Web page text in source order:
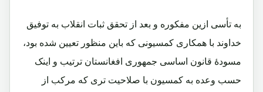
به تأسی ازین مفکوره و بعد از تحقق ثبات انقلاب به توفیق
خداوند با همکاری کمسیونی که باین منظور تعیین شده بود،
مسودۀ قانون اساسی جمهوری افغانستان ترتیب و اینک
حسب وعده به کمسیون با صلاحیت تری که مرکب از